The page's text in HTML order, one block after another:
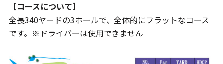
【コースについて】
全長340ヤードの3ホールで、全体的にフラットなコース
です。※ドライバーは使用できません